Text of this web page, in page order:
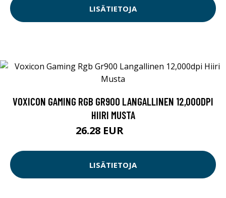
LISÄTIETOJA
VOXICON GAMING RGB GR900 LANGALLINEN 12,000DPI
HIIRI MUSTA
26.28 EUR
LISÄTIETOJA